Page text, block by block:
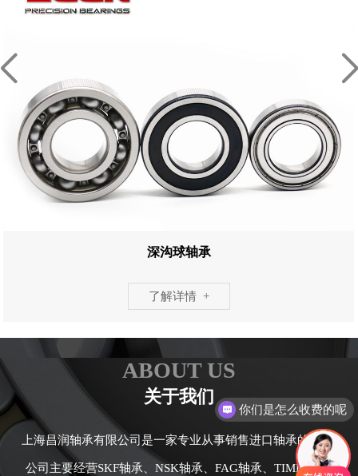
深沟球轴承
了解详情 +
ABOUT US
关于我们
上海昌润轴承有限公司是一家专业从事销售进口轴承的公司,
公司主要经营SKF轴承、NSK轴承、FAG轴承、TIMKEN轴
你们是怎么收费的呢